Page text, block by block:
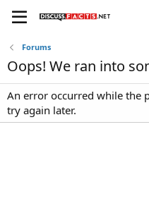
Forums
Oops! We ran into
An error occurred while the
try again later.